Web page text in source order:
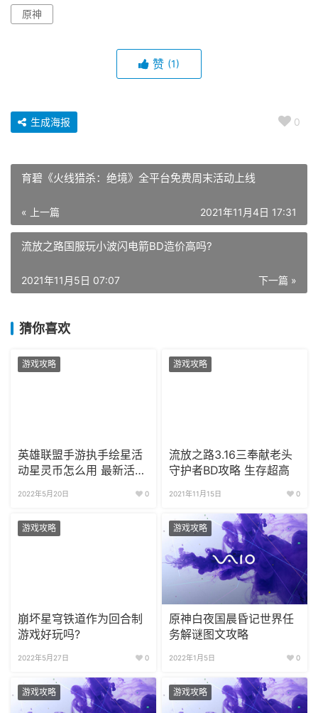
原神
赞 (1)
0
生成海报
育碧《火线猎杀：绝境》全平台免费周末活动上线
« 上一篇 2021年11月4日 17:31
流放之路国服玩小波闪电箭BD造价高吗?
下一篇 »
2021年11月5日 07:07
猜你喜欢
游戏攻略
英雄联盟手游执手绘星活
动星灵币怎么用 最新活动
2022年5月20日 0
游戏攻略
流放之路3.16三奉献老头
守护者BD攻略 生存超高
2021年11月15日 0
游戏攻略
崩坏星穹铁道作为回合制
游戏好玩吗?
2022年5月27日 0
游戏攻略
原神白夜国晨昏记世界任
务解谜图文攻略
2022年1月5日 0
游戏攻略 游戏攻略